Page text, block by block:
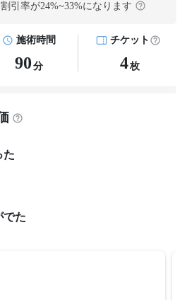
引率が24%~33%になります
施術時間
90 分
チケット
4枚
た
でた